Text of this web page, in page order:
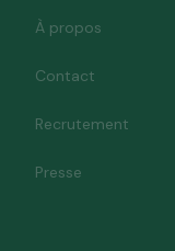
À propos
Contact
Recrutement
Presse